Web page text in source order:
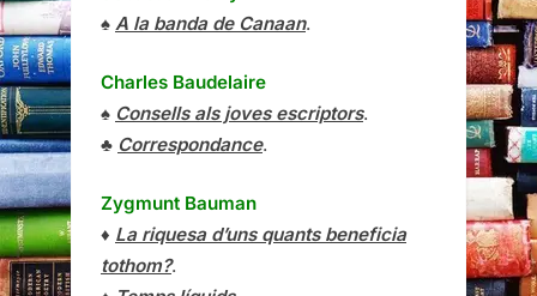
♠ A la banda de Canaan.
Charles Baudelaire
♠ Consells als joves escriptors.
♣ Correspondance.
Zygmunt Bauman
♦ La riquesa d’uns quants beneficia
tothom?.